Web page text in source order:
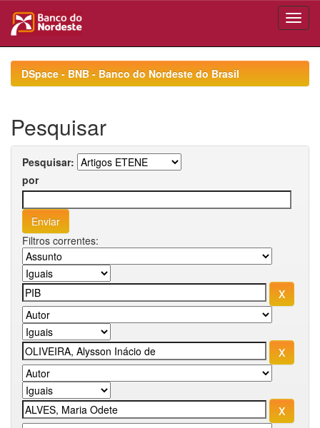
navigationDSpace - BNB - Banco do Nordeste do Brasil
Pesquisar
Pesquisar:
por
Filtros correntes: